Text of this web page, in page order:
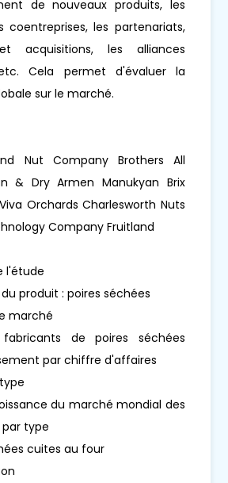
de nouveaux produits, les
coentreprises, les partenariats,
acquisitions, les alliances
Cela permet d'évaluer la
sur le marché.
Nut Company Brothers All
& Dry Armen Manukyan Brix
Orchards Charlesworth Nuts
Company Fruitland
l'étude
du produit : poires séchées
marché
fabricants de poires séchées
par chiffre d'affaires
du marché mondial des
type
cuites au four